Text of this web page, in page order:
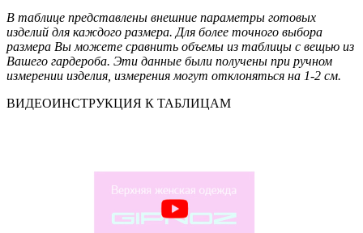
В таблице представлены внешние параметры готовых
изделий для каждого размера. Для более точного выбора
размера Вы можете сравнить объемы из таблицы с вещью из
Вашего гардероба. Эти данные были получены при ручном
измерении изделия, измерения могут отклоняться на 1-2 см.
ВИДЕОИНСТРУКЦИЯ К ТАБЛИЦАМ